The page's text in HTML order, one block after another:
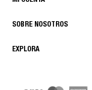
EXPLORA
SOBRE NOSOTROS